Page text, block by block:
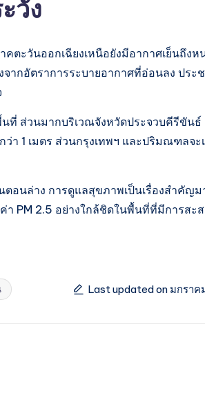
วัง
ะวันออกเฉียงเหนือยังมีอากาศเย็นถึงห
ากอัตราการระบายอากาศที่อ่อนลง ประ
ที่ ส่วนมากบริเวณจังหวัดประจวบคีรีขัน
า 1 เมตร ส่วนกรุงเทพฯ และปริมณฑลจะ
อนล่าง การดูแลสุขภาพเป็นเรื่องสำคัญม
PM 2.5 อย่างใกล้ชิดในพื้นที่ที่มีการสะ
Last updated on มกราค